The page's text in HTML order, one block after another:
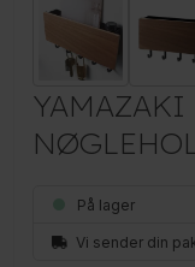
På lager
Vi sender din